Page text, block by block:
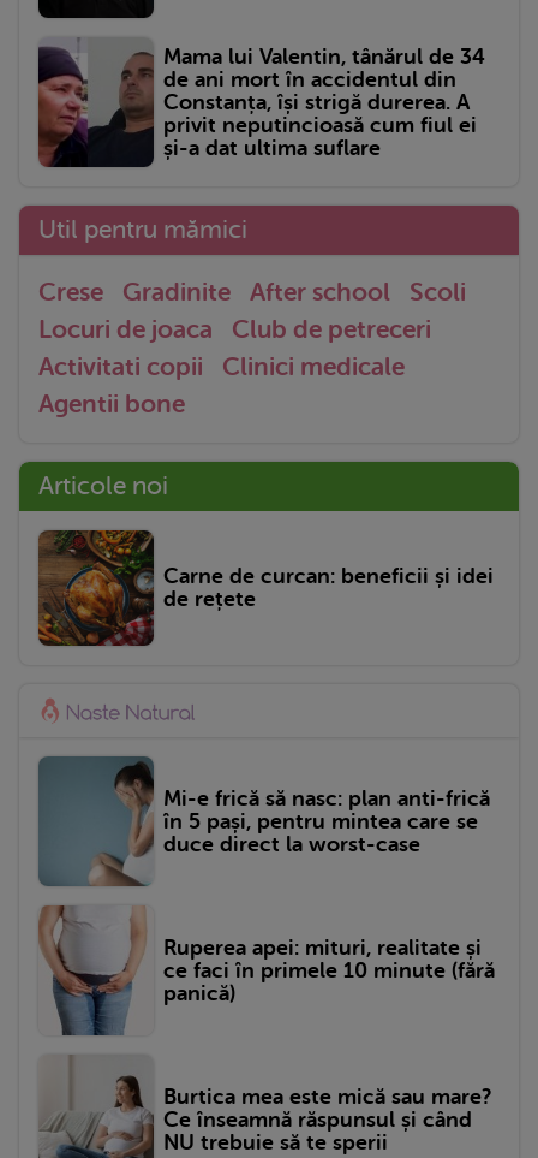
Mama lui Valentin, tânărul de 34
de ani mort în accidentul din
Constanța, își strigă durerea. A
privit neputincioasă cum fiul ei
și-a dat ultima suflare
Util pentru mămici
Crese Gradinite After school
Scoli
Locuri de joaca
Club de petreceri
Activitati copii
Clinici medicale
Agentii bone
Articole noi
Carne de curcan: beneficii și idei
de rețete
Mi-e frică să nasc: plan anti-frică
în 5 pași, pentru mintea care se
duce direct la worst-case
Ruperea apei: mituri, realitate și
ce faci în primele 10 minute (fără
panică)
Burtica mea este mică sau mare?
Ce înseamnă răspunsul și când
NU trebuie să te sperii